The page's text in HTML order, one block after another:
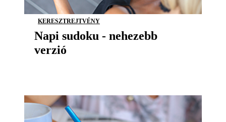
KERESZTREJTVÉNY
Napi sudoku - nehezebb
verzió